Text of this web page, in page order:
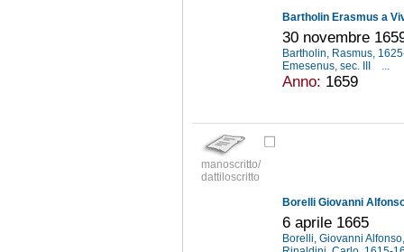
Bartholin Erasmus a
30 novembre
Bartholin, Rasmus,
Emesenus, sec. III
...
Anno: 1659
manoscritto/
dattiloscritto
Borelli Giovanni
6 aprile 1665
Borelli, Giovanni